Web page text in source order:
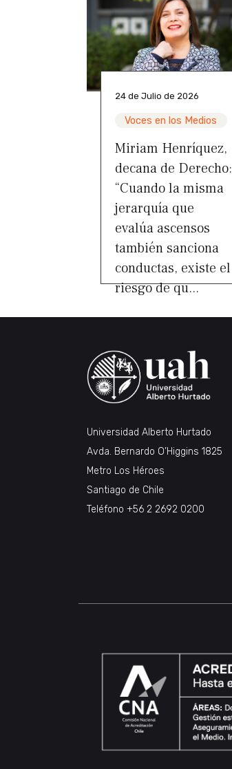
24 de Julio de 2026
Voces en los Medios
Miriam Henríquez,
decana de Derecho:
“Cuando la misma
jerarquía que
evalúa ascensos
también sanciona
conductas, existe el
riesgo de qu...
Universidad Alberto Hurtado
Avda. Bernardo O’Higgins 1825
Metro Los Héroes
Santiago de Chile
Teléfono +56 2 2692 0200